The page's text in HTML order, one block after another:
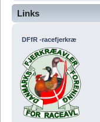
Links
DFfR -racefjerkræ